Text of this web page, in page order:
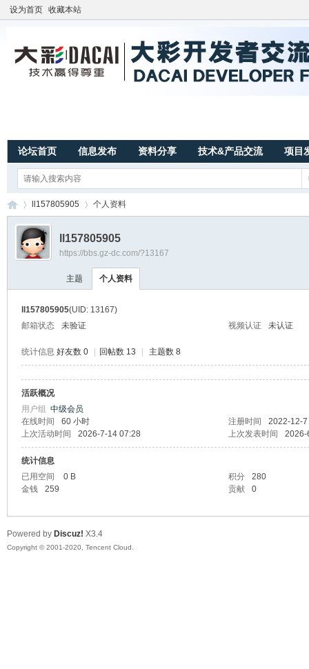
设为首页 收藏本站
论坛首页 信息发布 资料分享 技术&产品交流 项目
大
›
ll157805905 个人资料
ll157805905
https://bbs.gz-dc.com/?13167
主题 个人资料
ll157805905(UID: 13167)
邮箱状态
未验证 视频认证 未认证
统计信息 好友数 0 回帖数 13 主题数 8
活跃概况
用户组 中级会员
在线时间
60 小时 注册时间
2022-12-
上次活动时间
2026-7-14 07:28 上次发表时间 2026-
统计信息
已用空间
0 B 积分
280
金钱
259 贡献 0
Powered by Discuz! X3.4
Copyright © 2001-2020, Tencent Cloud.